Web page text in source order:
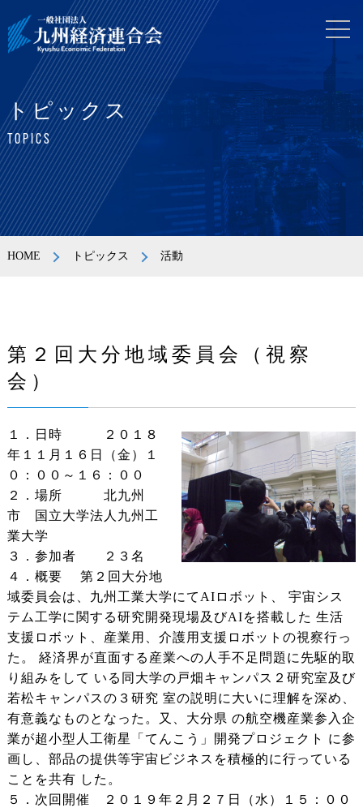
トピックス
TOPICS
HOME トピックス 活動
第２回大分地域委員会（視察
会）
１．日時 ２０１８
年１１月１６日（金）１
０：００～１６：００
２．場所 北九州
市 国立大学法人九州工
業大学
３．参加者 ２３名
４．概要 第２回大分地
域委員会は、九州工業大学にてAIロボット、 宇宙シス
テム工学に関する研究開発現場及びAIを搭載した 生活
支援ロボット、産業用、介護用支援ロボットの視察行っ
た。 経済界が直面する産業への人手不足問題に先駆的取
り組みをして いる同大学の戸畑キャンパス２研究室及び
若松キャンパスの３研究 室の説明に大いに理解を深め、
有意義なものとなった。又、大分県 の航空機産業参入企
業が超小型人工衛星「てんこう」開発プロジェクト に参
画し、部品の提供等宇宙ビジネスを積極的に行っている
ことを共有 した。
５．次回開催 ２０１９年２月２７日（水）１５：００